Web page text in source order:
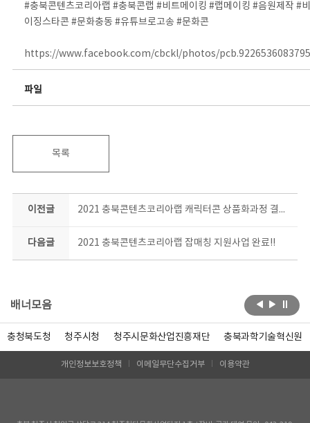
#충북콘텐츠코리아랩 #충북콘랩 #비트메이킹 #랩메이킹 #음원제작 #
이징스타콘 #문화충동 #유튜브로고송 #문화콘
https://www.facebook.com/cbckl/photos/
파일
목록
이전글 2021 충북콘텐츠코리아랩 캐릭터콘 상품화과정 결과평가회
다음글 2021 충북콘텐츠코리아랩 잡매칭 지원사업 완료!!
배너모음
충청북도청 청주시청 청주시문화산업진흥재단 충북과학기술혁신원
개인정보보호정책 이메일무단수집거부 이용약관